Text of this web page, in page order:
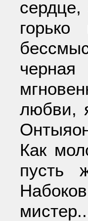
сердце,
любви,
Как
пусть